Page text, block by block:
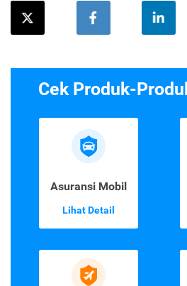
Cek Produk-
Asuransi Mobil
Lihat Detail